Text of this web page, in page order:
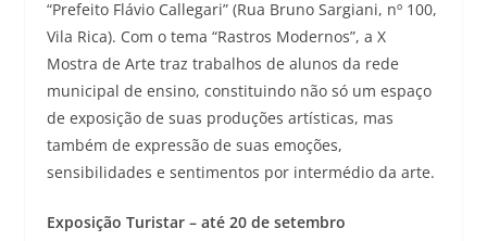
“Prefeito Flávio Callegari” (Rua Bruno Sargiani, nº 100,
Vila Rica). Com o tema “Rastros Modernos”, a X
Mostra de Arte traz trabalhos de alunos da rede
municipal de ensino, constituindo não só um espaço
de exposição de suas produções artísticas, mas
também de expressão de suas emoções,
sensibilidades e sentimentos por intermédio da arte.
Exposição Turistar – até 20 de setembro